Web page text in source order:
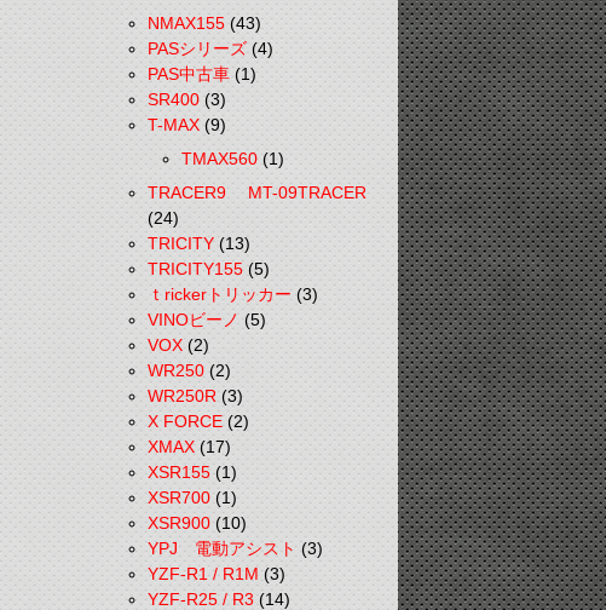
NMAX155(43)
PASシリーズ(4)
PAS中古車(1)
SR400(3)
T-MAX(9)
TMAX560(1)
TRACER9 MT-09TRACER
(24)
TRICITY(13)
TRICITY155(5)
ｔrickerトリッカー(3)
VINOビーノ(5)
VOX(2)
WR250(2)
WR250R(3)
X FORCE(2)
XMAX(17)
XSR155(1)
XSR700(1)
XSR900(10)
YPJ 電動アシスト(3)
YZF-R1 / R1M(3)
YZF-R25 / R3(14)